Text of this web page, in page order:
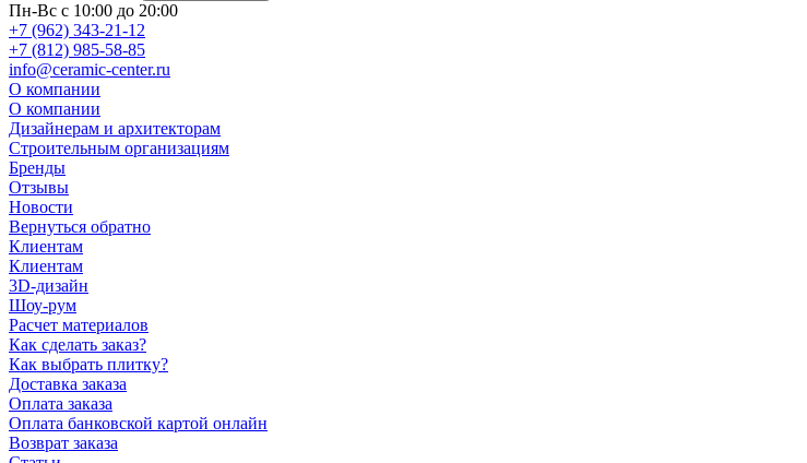
Пн-Вс с 10:00 до 20:00
+7 (962) 343-21-12
+7 (812) 985-58-85
info@ceramic-center.ru
О компании
О компании
Дизайнерам и архитекторам
Строительным организациям
Бренды
Отзывы
Новости
Вернуться обратно
Клиентам
Клиентам
3D-дизайн
Шоу-рум
Расчет материалов
Как сделать заказ?
Как выбрать плитку?
Доставка заказа
Оплата заказа
Оплата банковской картой онлайн
Возврат заказа